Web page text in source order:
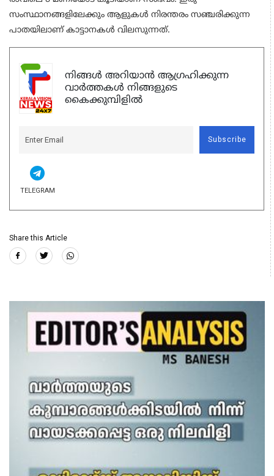
സംസ്ഥാനങ്ങളിലേക്കും ആളുകള്‍ നിരന്തരം സഞ്ചരിക്കുന്ന
പാതയിലാണ് കാട്ടാനകള്‍ വിലസുന്നത്.
നിങ്ങൾ അറിയാൻ ആഗ്രഹിക്കുന്ന
വാർത്തകൾ നിങ്ങളുടെ
കൈക്കുമ്പിളിൽ
Subscribe
TELEGRAM
Share this Article